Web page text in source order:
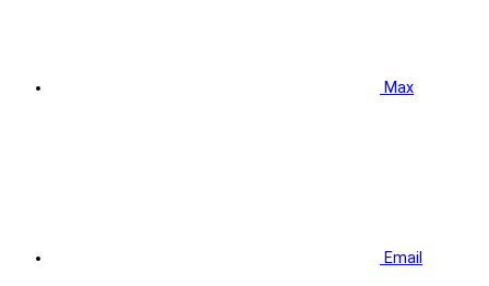
Max
Email